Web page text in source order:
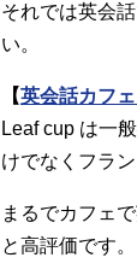
それでは英会
い。
【英会話カフ
Leaf cup は一
けでなくフラ
まるでカフェ
と高評価です